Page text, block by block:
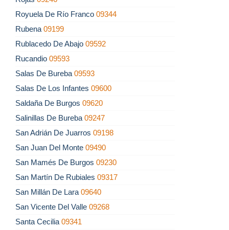
Royuela De Río Franco 09344
Rubena 09199
Rublacedo De Abajo 09592
Rucandio 09593
Salas De Bureba 09593
Salas De Los Infantes 09600
Saldaña De Burgos 09620
Salinillas De Bureba 09247
San Adrián De Juarros 09198
San Juan Del Monte 09490
San Mamés De Burgos 09230
San Martín De Rubiales 09317
San Millán De Lara 09640
San Vicente Del Valle 09268
Santa Cecilia 09341